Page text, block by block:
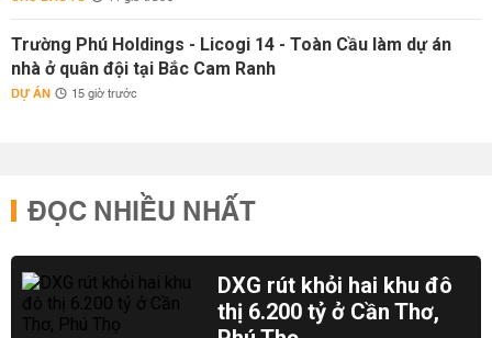
Trường Phú Holdings - Licogi 14 - Toàn Cầu làm dự án
nhà ở quân đội tại Bắc Cam Ranh
DỰ ÁN 15 giờ trước
ĐỌC NHIỀU NHẤT
DXG rút khỏi hai khu đô
thị 6.200 tỷ ở Cần Thơ,